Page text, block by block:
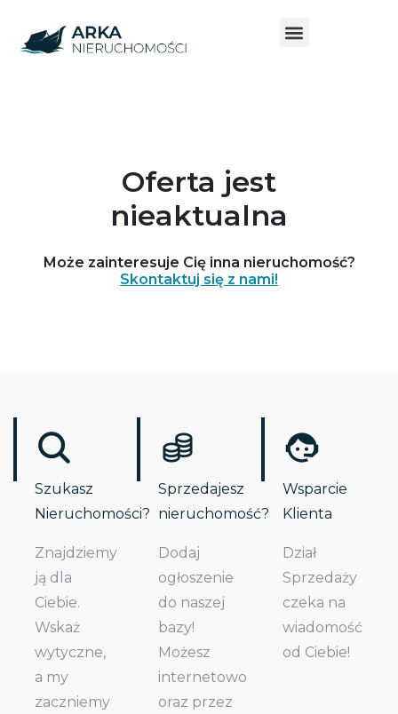
Oferta jest
nieaktualna
Może zainteresuje Cię inna nieruchomość?
Skontaktuj się z nami!
Szukasz
Nieruchomości?
Znajdziemy
ją dla
Ciebie.
Wskaż
wytyczne,
a my
zaczniemy
Sprzedajesz
nieruchomość?
Dodaj
ogłoszenie
do naszej
bazy!
Możesz
internetowo
oraz przez
Wsparcie
Klienta
Dział
Sprzedaży
czeka na
wiadomość
od Ciebie!